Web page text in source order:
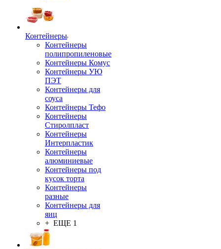
Контейнеры
Контейнеры
полипропиленовые
Контейнеры Комус
Контейнеры УЮ
ПЭТ
Контейнеры для
соуса
Контейнеры Тефо
Контейнеры
Стиролпласт
Контейнеры
Интерпластик
Контейнеры
алюминиевые
Контейнеры под
кусок торта
Контейнеры
разные
Контейнеры для
яиц
+ ЕЩЕ 1